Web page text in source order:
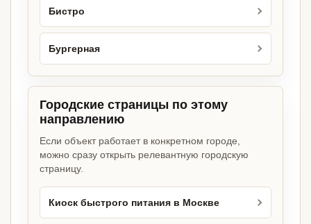
Бистро
Бургерная
Городские страницы по этому
направлению
Если объект работает в конкретном городе,
можно сразу открыть релевантную городскую
страницу.
Киоск быстрого питания в Москве